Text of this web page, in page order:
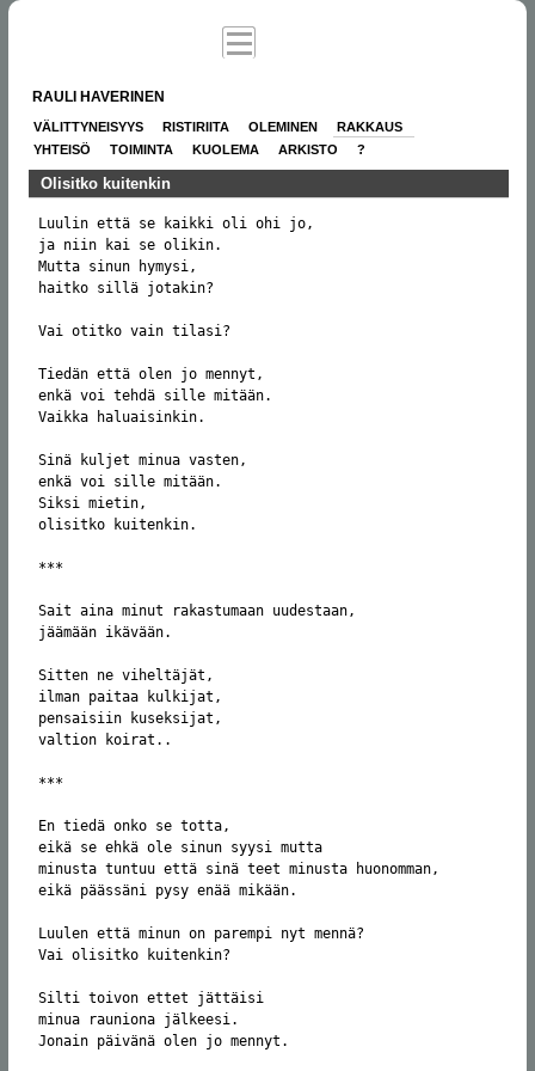
RAULI HAVERINEN
VÄLITTYNEISYYS RISTIRIITA OLEMINEN
RAKKAUS
YHTEISÖ
TOIMINTA KUOLEMA ARKISTO ?
Olisitko kuitenkin
Luulin että se kaikki oli ohi jo,
ja niin kai se olikin.
Mutta sinun hymysi,
haitko sillä jotakin?
Vai otitko vain tilasi?
Tiedän että olen jo mennyt,
enkä voi tehdä sille mitään.
Vaikka haluaisinkin.
Sinä kuljet minua vasten,
enkä voi sille mitään.
Siksi mietin,
olisitko kuitenkin.
***
Sait aina minut rakastumaan uudestaan,
jäämään ikävään.
Sitten ne viheltäjät,
ilman paitaa kulkijat,
pensaisiin kuseksijat,
valtion koirat..
***
En tiedä onko se totta,
eikä se ehkä ole sinun syysi mutta
minusta tuntuu että sinä teet minusta huonomman,
eikä päässäni pysy enää mikään.
Luulen että minun on parempi nyt mennä?
Vai olisitko kuitenkin?
Silti toivon ettet jättäisi
minua rauniona jälkeesi.
Jonain päivänä olen jo mennyt.